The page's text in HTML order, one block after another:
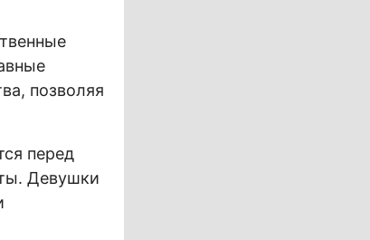
позволяя
перед
Девушки